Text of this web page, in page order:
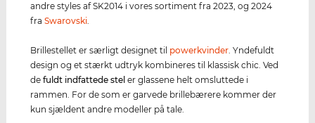
andre styles af SK2014 i vores sortiment fra 2023, og 2024
fraSwarovski.
Brillestellet er særligt designet til powerkvinder. Yndefuldt
design og et stærkt udtryk kombineres til klassisk chic. Ved
defuldt indfattede stel er glassene helt omsluttede i
rammen. For de som er garvede brillebærere kommer der
kun sjældent andre modeller på tale.